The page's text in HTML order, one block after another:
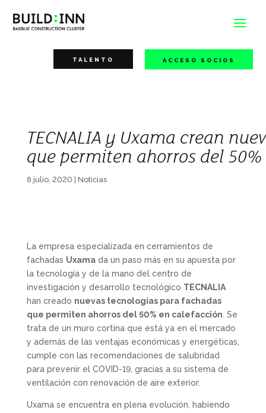
TALENTO ACCESO SOCIOS
TECNALIA y Uxama crean
que permiten ahorros del
8 julio, 2020| Noticias
La empresa especializada en cerramientos de
fachadas Uxamada un paso más en su apuesta por
la tecnología y de la mano del centro de
investigación y desarrollo tecnológico TECNALIA
han creado nuevas tecnologías para fachadas
que permiten ahorros del 50% en calefacción . Se
trata de un muro cortina que está ya en el mercado
y además de las ventajas económicas y energéticas,
cumple con las recomendaciones de salubridad
para prevenir el COVID-19, gracias a su sistema de
ventilación con renovación de aire exterior.
Uxama se encuentra en plena evolución, habiendo